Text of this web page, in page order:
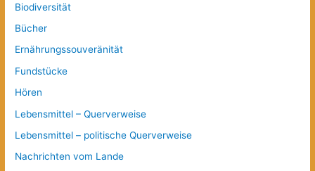
Biodiversität
Bücher
Ernährungssouveränität
Fundstücke
Hören
Lebensmittel – Querverweise
Lebensmittel – politische Querverweise
Nachrichten vom Lande